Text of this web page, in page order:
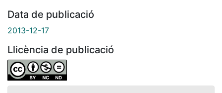
Data de publicació
2013-12-17
Llicència de publicació